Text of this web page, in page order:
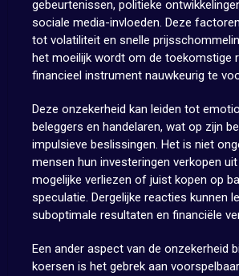
gebeurtenissen, politieke
sociale media-invloeden. Deze
tot volatiliteit en snelle
het moeilijk wordt om de toekomstige
financieel instrument nauwkeurig te
Deze onzekerheid kan leiden tot
beleggers en handelaren, wat op zijn
impulsieve beslissingen. Het is niet
mensen hun investeringen verkopen
mogelijke verliezen of juist kopen op
speculatie. Dergelijke reacties kunnen
suboptimale resultaten en financiële
Een ander aspect van de onzekerheid
koersen is het gebrek aan